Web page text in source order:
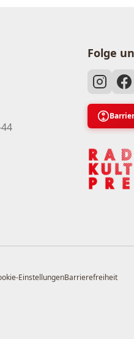
Folge
EinstellungenBarrierefreiheit